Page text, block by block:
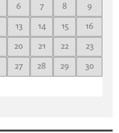
6 7 8
9
13 14 15
16
20 21 22
23
27 28 29
30